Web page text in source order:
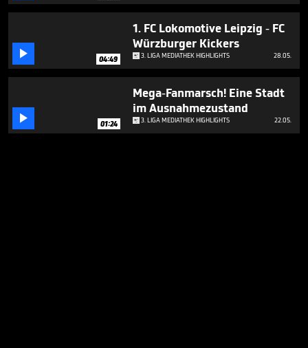
 04:49
1. FC Lokomotive Leipzig - FC
Würzburger Kickers
3. LIGA MEDIATHEK HIGHLIGHTS 28.05.
 01:24
Mega-Fanmarsch! Eine Stadt
im Ausnahmezustand
3. LIGA MEDIATHEK HIGHLIGHTS 22.05.